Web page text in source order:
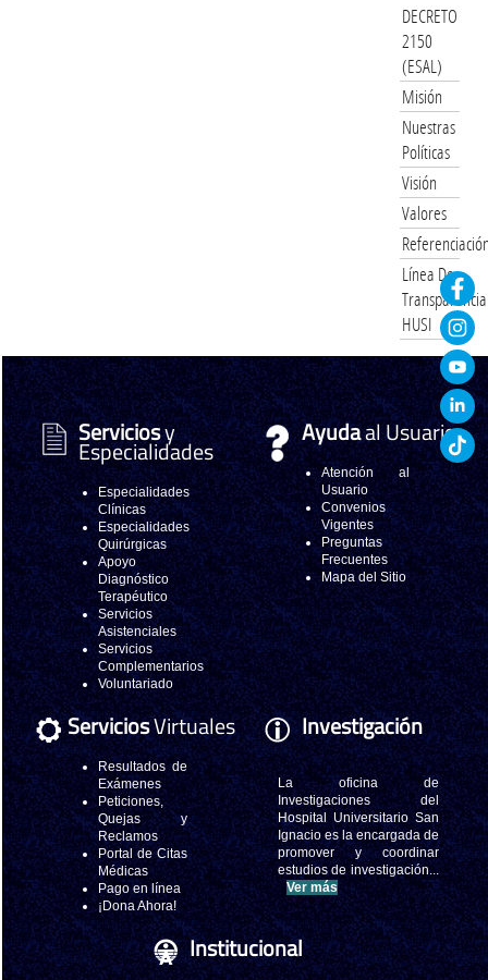
DECRETO
2150
(ESAL)
Misión
Nuestras
Políticas
Visión
Valores
Línea De
Transparencia
HUSI
Serviciosy
Especialidades
Especialidades
Clínicas
Especialidades
Quirúrgicas
Apoyo
Diagnóstico
Terapéutico
Servicios
Asistenciales
Servicios
Complementarios
Voluntariado
Ayudaal Usuario
Atención al
Usuario
Convenios
Vigentes
Preguntas
Frecuentes
Mapa del Sitio
ServiciosVirtuales
Resultados de
Exámenes
Peticiones,
Quejas y
Reclamos
Portal de Citas
Médicas
Pago en línea
¡Dona Ahora!
Investigación
La oficina de
Investigaciones del
Hospital Universitario San
Ignacio es la encargada de
promover y coordinar
estudios de investigación...
Ver más
Institucional